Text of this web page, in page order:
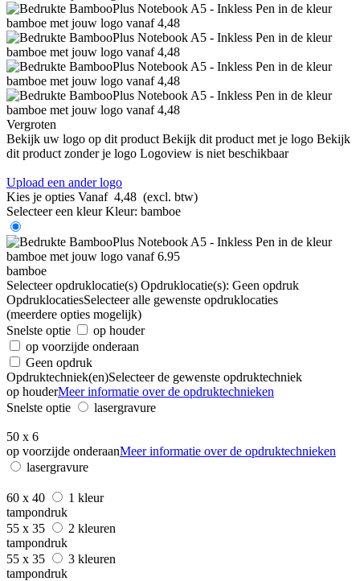
Vergroten
Bekijk uw logo op dit product Bekijk dit product met je logo Bekijk
dit product zonder je logo Logoview is niet beschikbaar
Upload een ander logo
Kies je opties Vanaf 4,48 (excl. btw)
Selecteer een kleur Kleur: bamboe
bamboe
Selecteer opdruklocatie(s) Opdruklocatie(s): Geen opdruk
OpdruklocatiesSelecteer alle gewenste opdruklocaties
(meerdere opties mogelijk)
Snelste optie
op houder
op voorzijde onderaan
Geen opdruk
Opdruktechniek(en)Selecteer de gewenste opdruktechniek
op houderMeer informatie over de opdruktechnieken
Snelste optie
lasergravure
50 x 6
op voorzijde onderaanMeer informatie over de opdruktechnieken
lasergravure
60 x 40
1 kleur
tampondruk
55 x 35
2 kleuren
tampondruk
55 x 35
3 kleuren
tampondruk